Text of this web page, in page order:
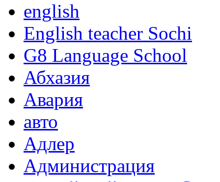
english
English teacher Sochi
G8 Language School
Абхазия
Авария
авто
Адлер
Администрация